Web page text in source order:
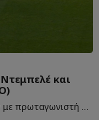
και
Η Παρί διέσυρε τη Μαρσέιγ με πρωταγωνιστή τον Ντεμπελέ κ...